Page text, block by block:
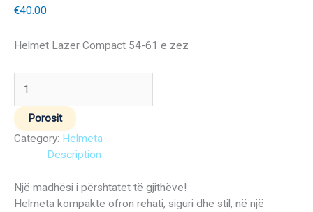
€40.00
Helmet Lazer Compact 54-61 e zez
Porosit
Category: Helmeta
Description
Një madhësi i përshtatet të gjithëve!
Helmeta kompakte ofron rehati, siguri dhe stil, në një